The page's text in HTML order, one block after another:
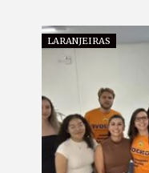
LARANJEIRAS